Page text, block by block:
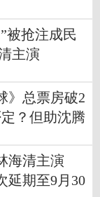
被抢注成民
主演
》总票房破2
？但助沈腾
海清主演
延期至9月30